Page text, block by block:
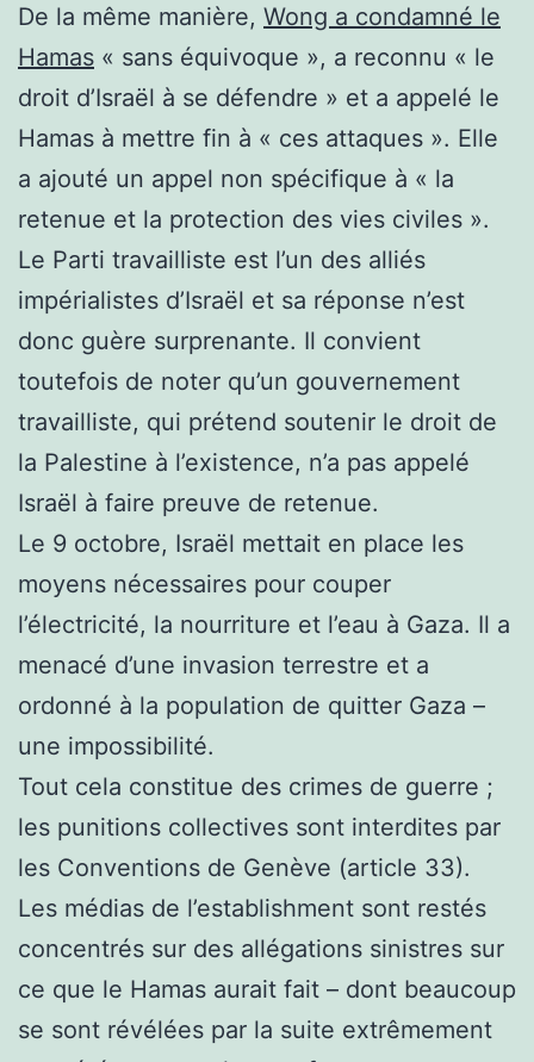
De la même manière, Wong a condamné le
Hamas « sans équivoque », a reconnu « le
droit d’Israël à se défendre » et a appelé le
Hamas à mettre fin à « ces attaques ». Elle
a ajouté un appel non spécifique à « la
retenue et la protection des vies civiles ».
Le Parti travailliste est l’un des alliés
impérialistes d’Israël et sa réponse n’est
donc guère surprenante. Il convient
toutefois de noter qu’un gouvernement
travailliste, qui prétend soutenir le droit de
la Palestine à l’existence, n’a pas appelé
Israël à faire preuve de retenue.
Le 9 octobre, Israël mettait en place les
moyens nécessaires pour couper
l’électricité, la nourriture et l’eau à Gaza. Il a
menacé d’une invasion terrestre et a
ordonné à la population de quitter Gaza –
une impossibilité.
Tout cela constitue des crimes de guerre ;
les punitions collectives sont interdites par
les Conventions de Genève (article 33).
Les médias de l’establishment sont restés
concentrés sur des allégations sinistres sur
ce que le Hamas aurait fait – dont beaucoup
se sont révélées par la suite extrêmement